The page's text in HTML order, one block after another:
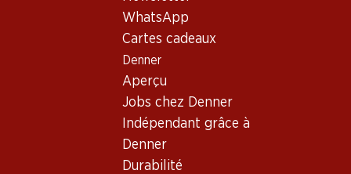
WhatsApp
Cartes cadeaux
Denner
Aperçu
Jobs chez Denner
Indépendant grâce à
Denner
Durabilité
Bon à savoir